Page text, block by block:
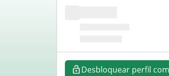
Desbloquear perfil